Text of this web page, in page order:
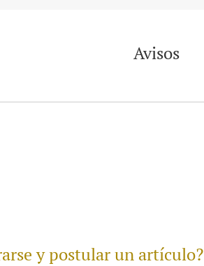
Avisos
y postular un artículo?